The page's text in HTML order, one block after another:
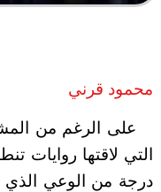
محمود قرني
على الرغم من
التي لاقتها روايات
درجة من الوعي الذي